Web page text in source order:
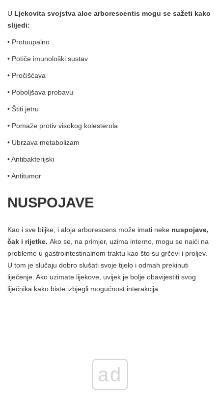
U Ljekovita svojstva aloe arborescentis mogu se sažeti kako
slijedi:
• Protuupalno
• Potiče imunološki sustav
• Pročišćava
• Poboljšava probavu
• Štiti jetru
• Pomaže protiv visokog kolesterola
• Ubrzava metabolizam
• Antibakterijski
• Antitumor
NUSPOJAVE
Kao i sve biljke, i aloja arborescens može imati neke nuspojave,
čak i rijetke. Ako se, na primjer, uzima interno, mogu se naići na
probleme u gastrointestinalnom traktu kao što su grčevi i proljev.
U tom je slučaju dobro slušati svoje tijelo i odmah prekinuti
liječenje. Ako uzimate lijekove, uvijek je bolje obavijestiti svog
liječnika kako biste izbjegli mogućnost interakcija.
ad